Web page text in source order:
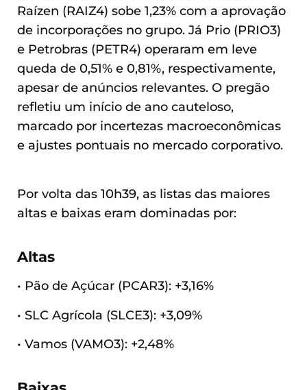
Raízen (RAIZ4) sobe 1,23% com a aprovação
de incorporações no grupo. Já Prio (PRIO3)
e Petrobras (PETR4) operaram em leve
queda de 0,51% e 0,81%, respectivamente,
apesar de anúncios relevantes. O pregão
refletiu um início de ano cauteloso,
marcado por incertezas macroeconômicas
e ajustes pontuais no mercado corporativo.
Por volta das 10h39, as listas das maiores
altas e baixas eram dominadas por:
Altas
• Pão de Açúcar (PCAR3): +3,16%
• SLC Agrícola (SLCE3): +3,09%
• Vamos (VAMO3): +2,48%